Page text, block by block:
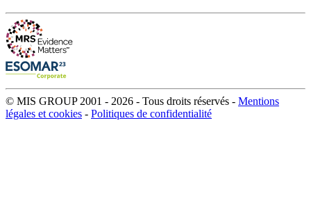
© MIS GROUP 2001 - 2026 - Tous droits réservés - Mentions
légales et cookies - Politiques de confidentialité